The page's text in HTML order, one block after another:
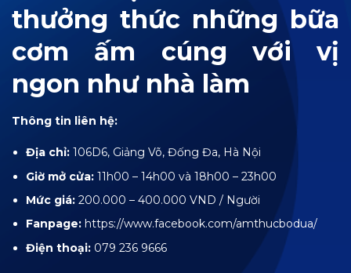
thưởng thức những bữa
cơm ấm cúng với vị
ngon như nhà làm
Thông tin liên hệ:
Địa chỉ: 106D6, Giảng Võ, Đống Đa, Hà Nội
Giờ mở cửa: 11h00 – 14h00 và 18h00 – 23h00
Mức giá: 200.000 – 400.000 VND / Người
Fanpage: https://www.facebook.com/amthucbodua/
Điện thoại: 079 236 9666